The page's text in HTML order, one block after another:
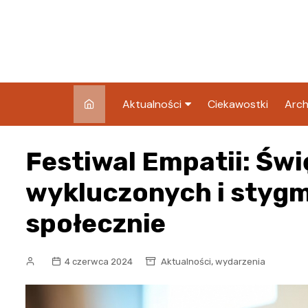
Aktualności
Blog
Ciekawostki
Festiwal Empatii:
wykluczonych i
społecznie
4 czerwca 2024 Aktualności, wydarzenia